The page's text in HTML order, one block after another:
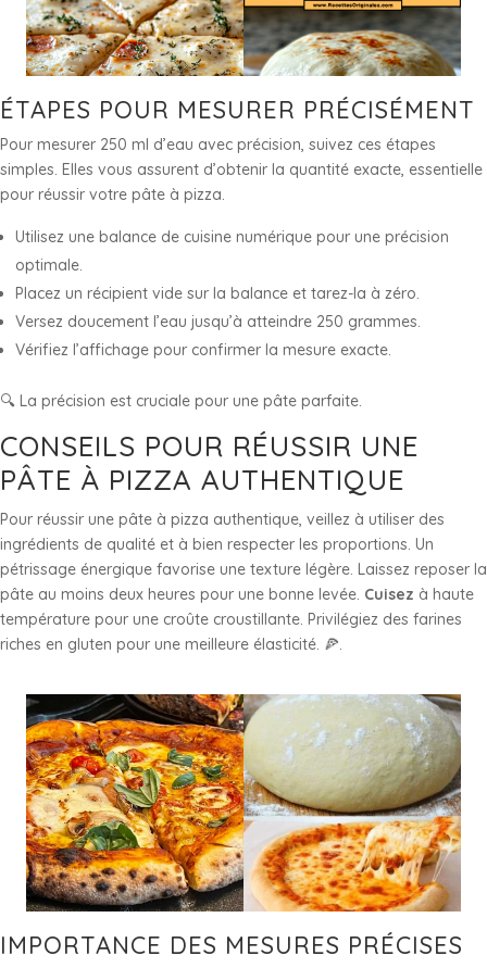
ÉTAPES POUR MESURER PRÉCISÉMENT
Pour mesurer 250 ml d’eau avec précision, suivez ces étapes
simples. Elles vous assurent d’obtenir la quantité exacte, essentielle
pour réussir votre pâte à pizza.
Utilisez une balance de cuisine numérique pour une précision
optimale.
Placez un récipient vide sur la balance et tarez-la à zéro.
Versez doucement l’eau jusqu’à atteindre 250 grammes.
Vérifiez l’affichage pour confirmer la mesure exacte.
🔍 La précision est cruciale pour une pâte parfaite.
CONSEILS POUR RÉUSSIR UNE
PÂTE À PIZZA AUTHENTIQUE
Pour réussir une pâte à pizza authentique, veillez à utiliser des
ingrédients de qualité et à bien respecter les proportions. Un
pétrissage énergique favorise une texture légère. Laissez reposer la
pâte au moins deux heures pour une bonne levée. Cuisez à haute
température pour une croûte croustillante. Privilégiez des farines
riches en gluten pour une meilleure élasticité. 🍕.
IMPORTANCE DES MESURES PRÉCISES